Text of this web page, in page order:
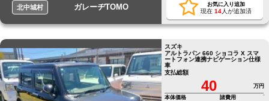
北中城村 ガレーヂTOMO お気に入り追加
現在 14人が追加済
スズキ
アルトラパン 660 ショコラ X スマ
ートフォン連携ナビゲーション仕様
車
支払総額
40
万円
本体価格
諸費用